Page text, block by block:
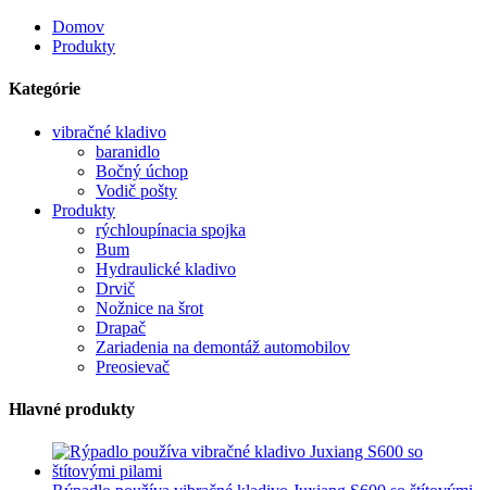
Domov
Produkty
Kategórie
vibračné kladivo
baranidlo
Bočný úchop
Vodič pošty
Produkty
rýchloupínacia spojka
Bum
Hydraulické kladivo
Drvič
Nožnice na šrot
Drapač
Zariadenia na demontáž automobilov
Preosievač
Hlavné produkty